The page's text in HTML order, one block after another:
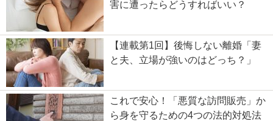
害に遭ったらどうすればいい？
【連載第1回】後悔しない離婚「妻
と夫、立場が強いのはどっち？」
これで安心！「悪質な訪問販売」か
ら身を守るための4つの法的対処法